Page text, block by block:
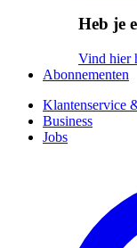
Heb je
Vind hier
Abonnementen
Klantenservice
Business
Jobs